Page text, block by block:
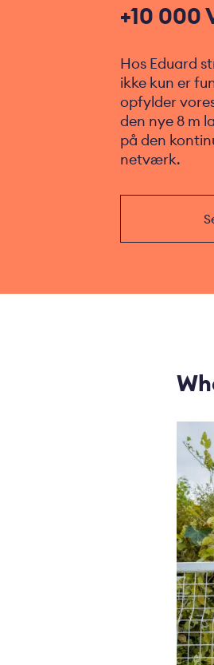
+10 000
Hos Eduard
ikke kun er
opfylder
den nye 8 m
på den
netværk.